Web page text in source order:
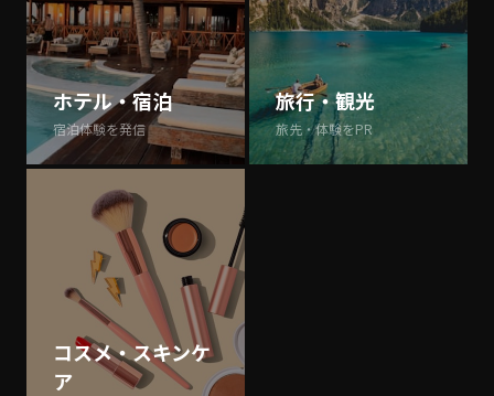
ホテル・宿泊
宿泊体験を発信
旅行・観光
旅先・体験をPR
コスメ・スキンケ
ア